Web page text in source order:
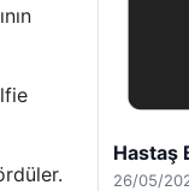
29/04/